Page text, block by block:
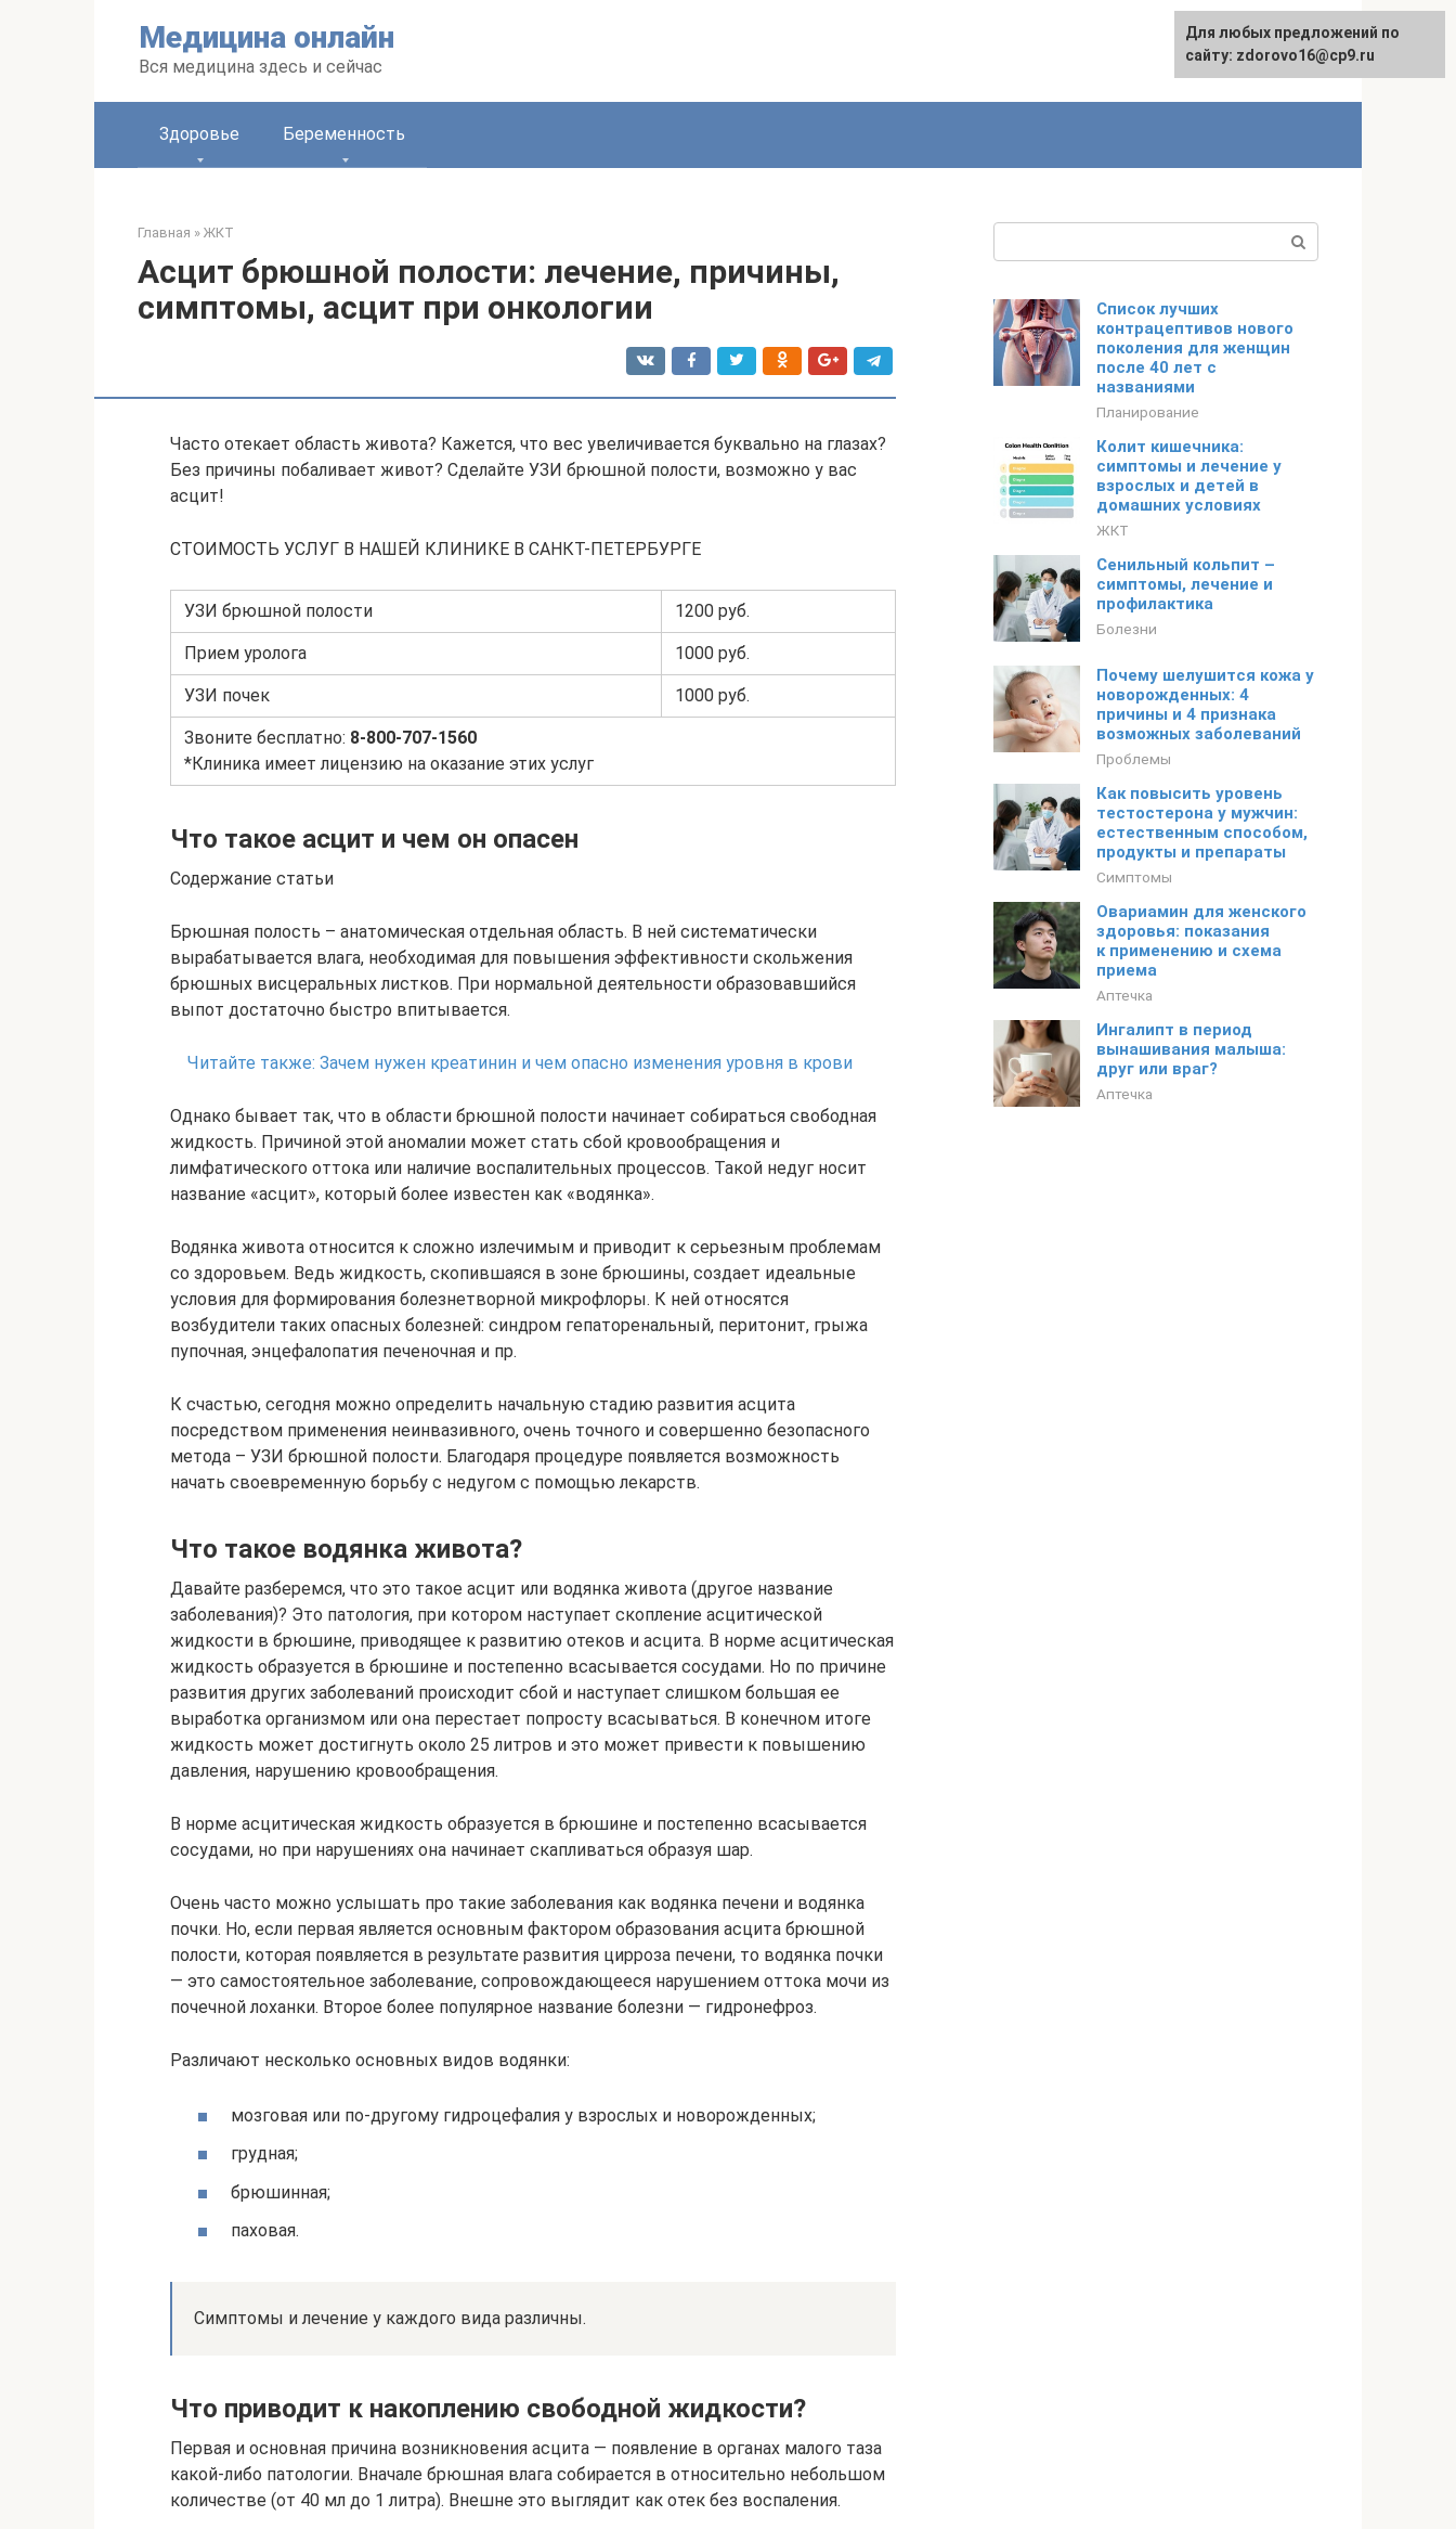
Медицина онлайн
Вся медицина здесь и сейчас
Русский
Здоровье Беременность
Главная » ЖКТ
Асцит брюшной полости: лечение, причины,
симптомы, асцит при онкологии
Часто отекает область живота? Кажется, что вес увеличивается буквально на глазах?
Без причины побаливает живот? Сделайте УЗИ брюшной полости, возможно у вас
асцит!
СТОИМОСТЬ УСЛУГ В НАШЕЙ КЛИНИКЕ В САНКТ-ПЕТЕРБУРГЕ
УЗИ брюшной полости 1200 руб.
Прием уролога 1000 руб.
УЗИ почек 1000 руб.
Звоните бесплатно: 8-800-707-1560
*Клиника имеет лицензию на оказание этих услуг
Что такое асцит и чем он опасен
Содержание статьи
Брюшная полость – анатомическая отдельная область. В ней систематически
вырабатывается влага, необходимая для повышения эффективности скольжения
брюшных висцеральных листков. При нормальной деятельности образовавшийся
выпот достаточно быстро впитывается.
Читайте также: Зачем нужен креатинин и чем опасно изменения уровня в крови
Однако бывает так, что в области брюшной полости начинает собираться свободная
жидкость. Причиной этой аномалии может стать сбой кровообращения и
лимфатического оттока или наличие воспалительных процессов. Такой недуг носит
название «асцит», который более известен как «водянка».
Водянка живота относится к сложно излечимым и приводит к серьезным проблемам
со здоровьем. Ведь жидкость, скопившаяся в зоне брюшины, создает идеальные
условия для формирования болезнетворной микрофлоры. К ней относятся
возбудители таких опасных болезней: синдром гепаторенальный, перитонит, грыжа
пупочная, энцефалопатия печеночная и пр.
К счастью, сегодня можно определить начальную стадию развития асцита
посредством применения неинвазивного, очень точного и совершенно безопасного
метода – УЗИ брюшной полости. Благодаря процедуре появляется возможность
начать своевременную борьбу с недугом с помощью лекарств.
Что такое водянка живота?
Давайте разберемся, что это такое асцит или водянка живота (другое название
заболевания)? Это патология, при котором наступает скопление асцитической
жидкости в брюшине, приводящее к развитию отеков и асцита. В норме асцитическая
жидкость образуется в брюшине и постепенно всасывается сосудами. Но по причине
развития других заболеваний происходит сбой и наступает слишком большая ее
выработка организмом или она перестает попросту всасываться. В конечном итоге
жидкость может достигнуть около 25 литров и это может привести к повышению
давления, нарушению кровообращения.
В норме асцитическая жидкость образуется в брюшине и постепенно всасывается
сосудами, но при нарушениях она начинает скапливаться образуя шар.
Очень часто можно услышать про такие заболевания как водянка печени и водянка
почки. Но, если первая является основным фактором образования асцита брюшной
полости, которая появляется в результате развития цирроза печени, то водянка почки
— это самостоятельное заболевание, сопровождающееся нарушением оттока мочи из
почечной лоханки. Второе более популярное название болезни — гидронефроз.
Различают несколько основных видов водянки:
мозговая или по-другому гидроцефалия у взрослых и новорожденных;
грудная;
брюшинная;
паховая.
Симптомы и лечение у каждого вида различны.
Что приводит к накоплению свободной жидкости?
Первая и основная причина возникновения асцита — появление в органах малого таза
какой-либо патологии. Вначале брюшная влага собирается в относительно небольшом
количестве (от 40 мл до 1 литра). Внешне это выглядит как отек без воспаления.
Список лучших
контрацептивов нового
поколения для женщин
после 40 лет с
названиями
Планирование
Колит кишечника:
симптомы и лечение у
взрослых и детей в
домашних условиях
ЖКТ
Сенильный кольпит –
симптомы, лечение и
профилактика
Болезни
Почему шелушится кожа у
новорожденных: 4
причины и 4 признака
возможных заболеваний
Проблемы
Как повысить уровень
тестостерона у мужчин:
естественным способом,
продукты и препараты
Симптомы
Овариамин для женского
здоровья: показания
к применению и схема
приема
Аптечка
Ингалипт в период
вынашивания малыша:
друг или враг?
Аптечка
Для любых предложений по
сайту: [email protected]
Для любых предложений по
сайту: zdorovo16@cp9.ru